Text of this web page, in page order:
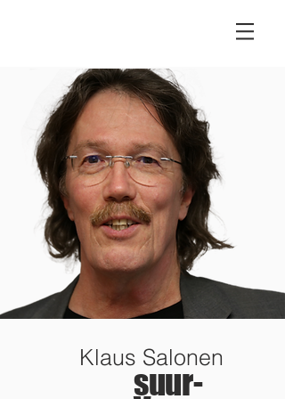
Klaus Salonen
suur-